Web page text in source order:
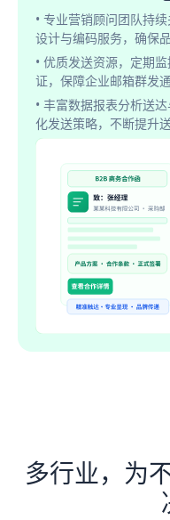
• 专业营销顾问团队持
设计与编码服务，确保
• 优质发送资源，定期
证，保障企业邮箱群发
• 丰富数据报表分析送
化发送策略，不断提升
多行业，为